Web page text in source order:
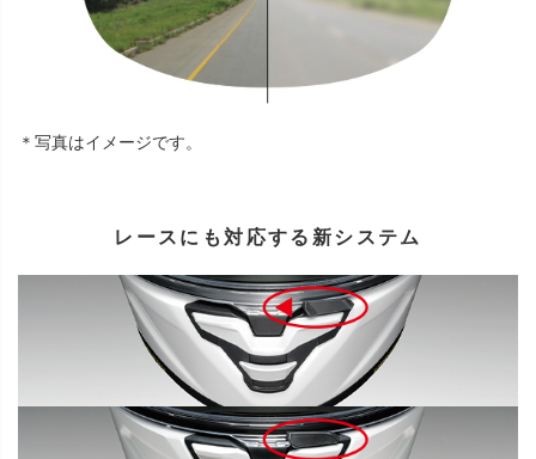
＊写真はイメージです。
レースにも対応する新システム